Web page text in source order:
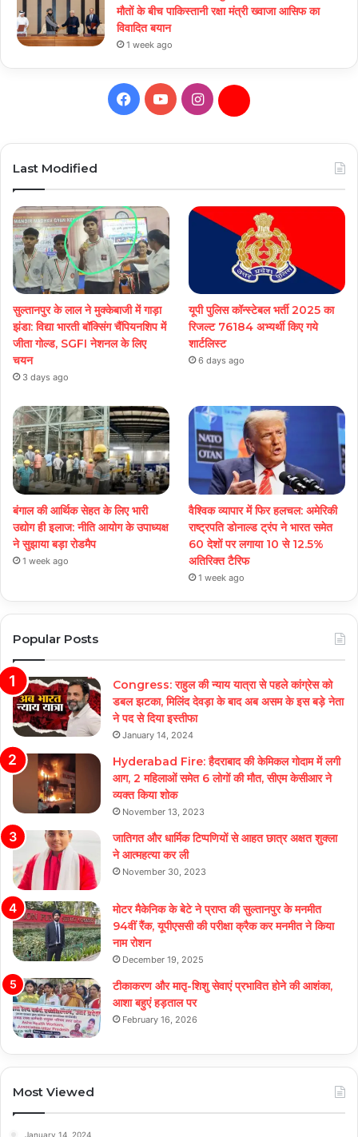
मौतों के बीच पाकिस्तानी रक्षा मंत्री ख्वाजा आसिफ का
विवादित बयान
1 week ago
Facebook
YouTubeInstagramDaily
Last Modified
सुल्तानपुर के लाल ने मुक्केबाजी में गाड़ा
झंडा: विद्या भारती बॉक्सिंग चैंपियनशिप में
जीता गोल्ड, SGFI नेशनल के लिए
चयन
3 days ago
यूपी पुलिस कॉन्स्टेबल भर्ती 2025 का
रिजल्ट 76184 अभ्यर्थी किए गये
शार्टलिस्ट
6 days ago
बंगाल की आर्थिक सेहत के लिए भारी
उद्योग ही इलाज: नीत‌ि आयोग के उपाध्यक्ष
ने सुझाया बड़ा रोडमैप
1 week ago
वैश्विक व्यापार में फिर हलचल: अमेरिकी
राष्ट्रपति डोनाल्ड ट्रंप ने भारत समेत
60 देशों पर लगाया 10 से 12.5%
अतिरिक्त टैरिफ
1 week ago
Popular Posts
Congress: राहुल की न्याय यात्रा से पहले कांग्रेस को
डबल झटका, मिलिंद देवड़ा के बाद अब असम के इस बड़े नेता
ने पद से दिया इस्तीफा
January 14, 2024
Hyderabad Fire: हैदराबाद की केमिकल गोदाम में लगी
आग, 2 महिलाओं समेत 6 लोगों की मौत, सीएम केसीआर ने
व्यक्त किया शोक
November 13, 2023
जातिगत और धार्मिक टिप्पणियों से आहत छात्र अक्षत शुक्ला
ने आत्महत्या कर ली
November 30, 2023
मोटर मैकेनिक के बेटे ने प्राप्त की सुल्तानपुर के मनमीत
94वीं रैंक, यूपीएससी की परीक्षा क्रैक कर मनमीत ने किया
नाम रोशन
December 19, 2025
टीकाकरण और मातृ-शिशु सेवाएं प्रभावित होने की आशंका,
आशा बहुएं हड़ताल पर
February 16, 2026
Most Viewed
January 14, 2024